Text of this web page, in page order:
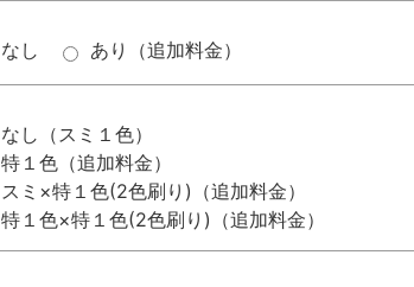
なし あり（追加料金）
なし（スミ１色）
特１色（追加料金）
スミ×特１色(2色刷り)（追加料金）
特１色×特１色(2色刷り)（追加料金）